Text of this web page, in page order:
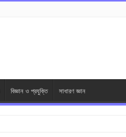
বিজ্ঞান ও প্রযুক্তি সাধারণ জ্ঞান